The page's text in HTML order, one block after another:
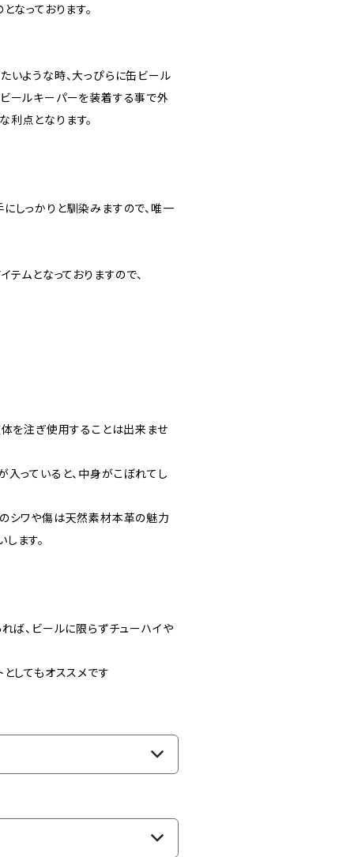
なっております。
いような時、大っぴらに缶ビール
ールキーパーを装着する事で外
点となります。
しっかりと馴染みますので、唯一
テムとなっておりますので、
体を注ぎ使用することは出来ませ
入っていると、中身がこぼれてし
シワや傷は天然素材本革の魅力
ます。
ば、ビールに限らずチューハイや
してもオススメです